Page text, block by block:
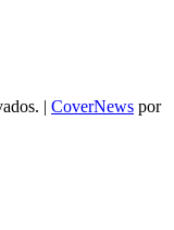
| CoverNews por